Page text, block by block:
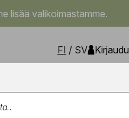
lisää valikoimastamme.
FI / SV Kirjaudu